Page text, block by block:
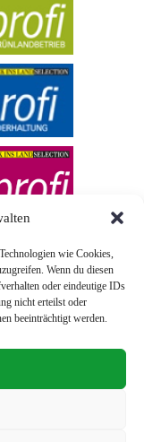
wie Cookies,
Wenn du diesen
oder eindeutige IDs
nicht erteilst oder
beeinträchtigt werden.